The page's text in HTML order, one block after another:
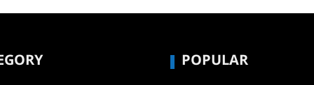
POPULAR